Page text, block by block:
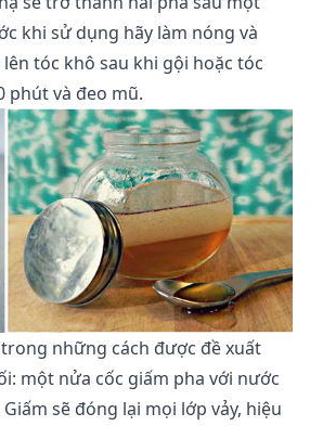
khi sử dụng hãy làm nóng và
tóc khô sau khi gội hoặc tóc
phút và đeo mũ.
những cách được đề xuất
một nửa cốc giấm pha với nước
sẽ đóng lại mọi lớp vảy, hiệu